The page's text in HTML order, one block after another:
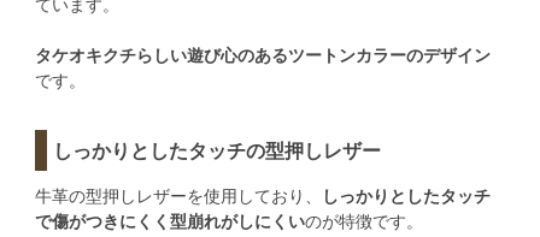
タケオキクチらしい遊び心のあるツートンカラーのデザイン
です。
しっかりとしたタッチの型押しレザー
牛革の型押しレザーを使用しており、
しっかりとしたタッチ
で傷がつきにくく型崩れがしにくいのが特徴です。